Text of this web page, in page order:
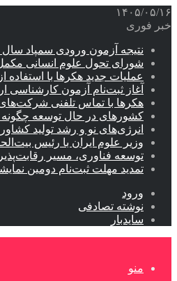
۱۴۰۵/۰۵/۱۶
خبر فوری
نتیجه آزمون ورودی سمپاد سال ۱۴۰۵ اعلام شد
شورای تحول علوم انسانی
عملیات جدید هکرها با
آغاز ثبت‌نام‌ آزمون کارشناسی
هکرها با تماس تلفنی
کشورهای در حال توسعه
انرژی‌های نو و رشد تولید
وزیر علوم ایران با رئیس
توسعه فناوری، مسیر
تمدید مهلت ثبت‌نام دومین نمایشگاه «فر
ورود
نوشته تصادفی
سایدبار
منو